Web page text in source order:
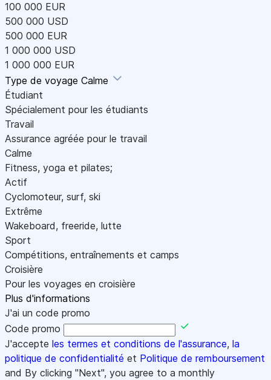
100 000 EUR
500 000 USD
500 000 EUR
1 000 000 USD
1 000 000 EUR
Type de voyage Calme
Étudiant
Spécialement pour les étudiants
Travail
Assurance agréée pour le travail
Calme
Fitness, yoga et pilates;
Actif
Cyclomoteur, surf, ski
Extrême
Wakeboard, freeride, lutte
Sport
Compétitions, entraînements et camps
Croisière
Pour les voyages en croisière
Plus d'informations
J'ai un code promo
Code promo
J'accepte les termes et conditions de l'assurance, la
politique de confidentialité et Politique de remboursement
and By clicking "Next", you agree to a monthly